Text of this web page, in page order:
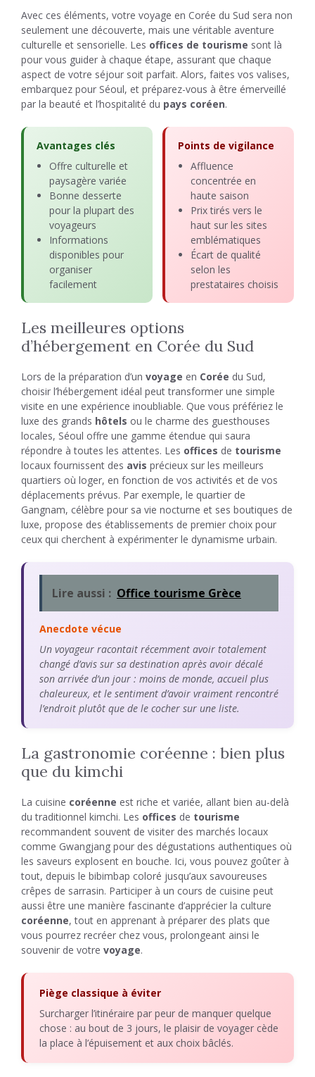
Avec ces éléments, votre voyage en Corée du Sud sera non
seulement une découverte, mais une véritable aventure
culturelle et sensorielle. Les offices de tourisme sont là
pour vous guider à chaque étape, assurant que chaque
aspect de votre séjour soit parfait. Alors, faites vos valises,
embarquez pour Séoul, et préparez-vous à être émerveillé
par la beauté et l’hospitalité du pays coréen.
Avantages clés
Offre culturelle et
paysagère variée
Bonne desserte
pour la plupart des
voyageurs
Informations
disponibles pour
organiser
facilement
Points de vigilance
Affluence
concentrée en
haute saison
Prix tirés vers le
haut sur les sites
emblématiques
Écart de qualité
selon les
prestataires choisis
Les meilleures options
d’hébergement en Corée du Sud
Lors de la préparation d’un voyage en Corée du Sud,
choisir l’hébergement idéal peut transformer une simple
visite en une expérience inoubliable. Que vous préfériez le
luxe des grands hôtels ou le charme des guesthouses
locales, Séoul offre une gamme étendue qui saura
répondre à toutes les attentes. Les offices de tourisme
locaux fournissent des avis précieux sur les meilleurs
quartiers où loger, en fonction de vos activités et de vos
déplacements prévus. Par exemple, le quartier de
Gangnam, célèbre pour sa vie nocturne et ses boutiques de
luxe, propose des établissements de premier choix pour
ceux qui cherchent à expérimenter le dynamisme urbain.
Lire aussi : Office tourisme Grèce
Anecdote vécue
Un voyageur racontait récemment avoir totalement
changé d’avis sur sa destination après avoir décalé
son arrivée d’un jour : moins de monde, accueil plus
chaleureux, et le sentiment d’avoir vraiment rencontré
l’endroit plutôt que de le cocher sur une liste.
La gastronomie coréenne : bien plus
que du kimchi
La cuisine coréenne est riche et variée, allant bien au-delà
du traditionnel kimchi. Les offices de tourisme
recommandent souvent de visiter des marchés locaux
comme Gwangjang pour des dégustations authentiques où
les saveurs explosent en bouche. Ici, vous pouvez goûter à
tout, depuis le bibimbap coloré jusqu’aux savoureuses
crêpes de sarrasin. Participer à un cours de cuisine peut
aussi être une manière fascinante d’apprécier la culture
coréenne, tout en apprenant à préparer des plats que
vous pourrez recréer chez vous, prolongeant ainsi le
souvenir de votre voyage.
Piège classique à éviter
Surcharger l’itinéraire par peur de manquer quelque
chose : au bout de 3 jours, le plaisir de voyager cède
la place à l’épuisement et aux choix bâclés.